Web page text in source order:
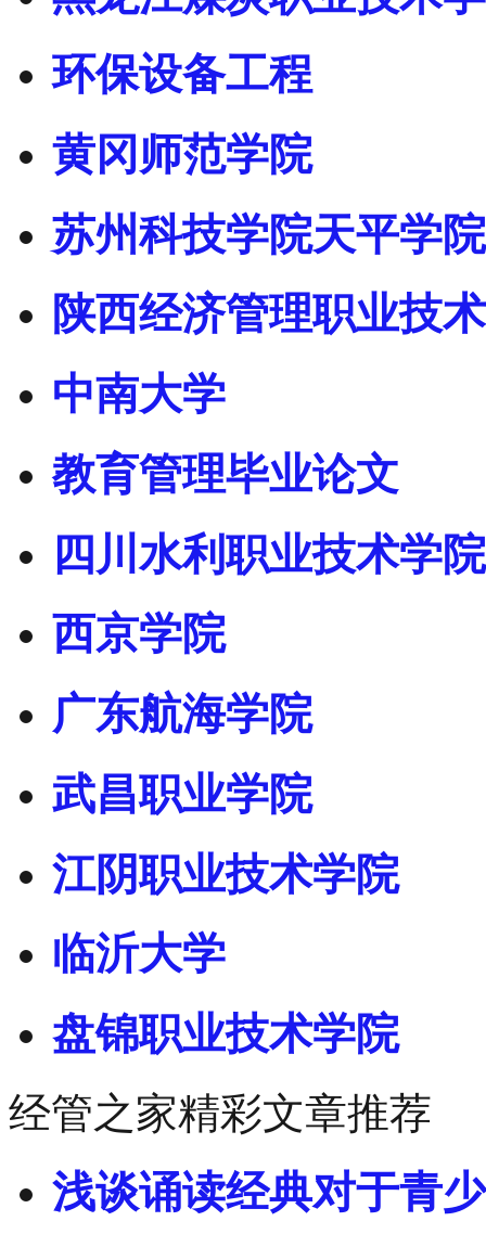
环保设备工程
黄冈师范学院
苏州科技学院天平学院
陕西经济管理职业技
中南大学
教育管理毕业论文
四川水利职业技术学院
西京学院
广东航海学院
武昌职业学院
江阴职业技术学院
临沂大学
盘锦职业技术学院
经管之家精彩文章推荐
浅谈诵读经典对于青